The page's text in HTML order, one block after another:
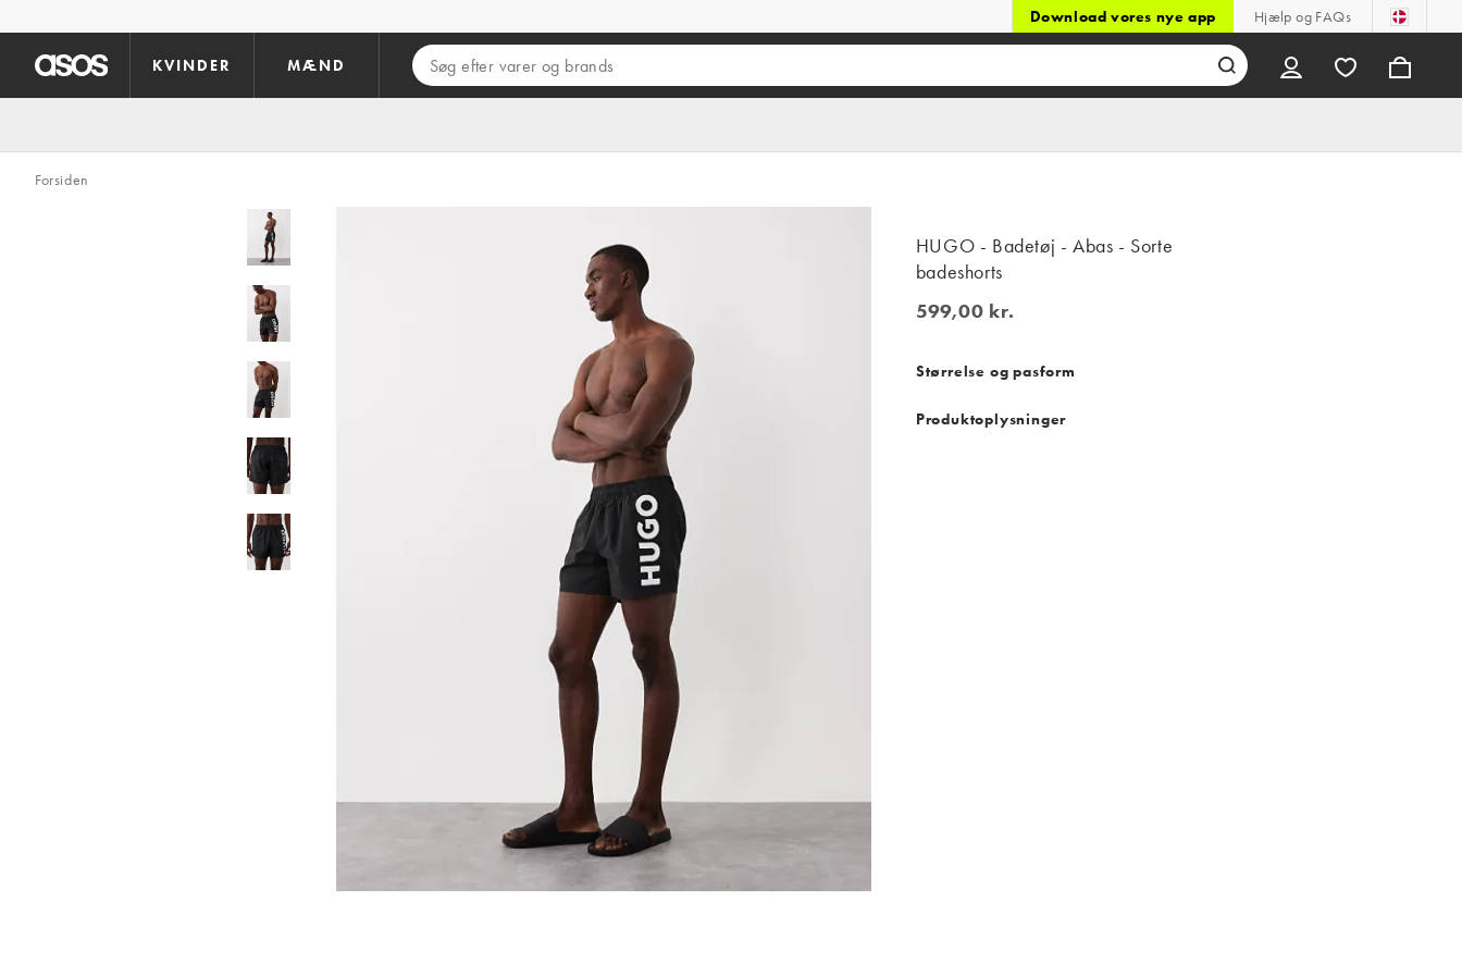
Download vores nye app Hjælp og FAQs
KVINDER MÆND
Forsiden
HUGO - Badetøj - Abas - Sorte
badeshorts
599,00 kr.
599,00 kr.
Størrelse og pasform
Produktoplysninger